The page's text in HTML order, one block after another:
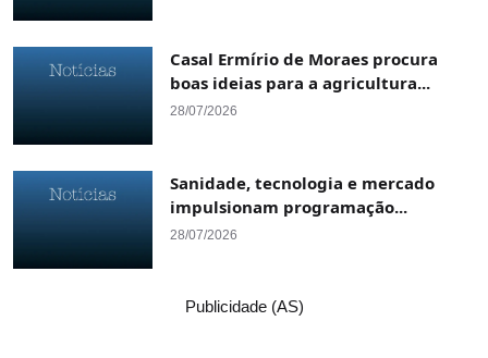
Casal Ermírio de Moraes procura
boas ideias para a agricultura...
28/07/2026
Sanidade, tecnologia e mercado
impulsionam programação...
28/07/2026
Publicidade (AS)